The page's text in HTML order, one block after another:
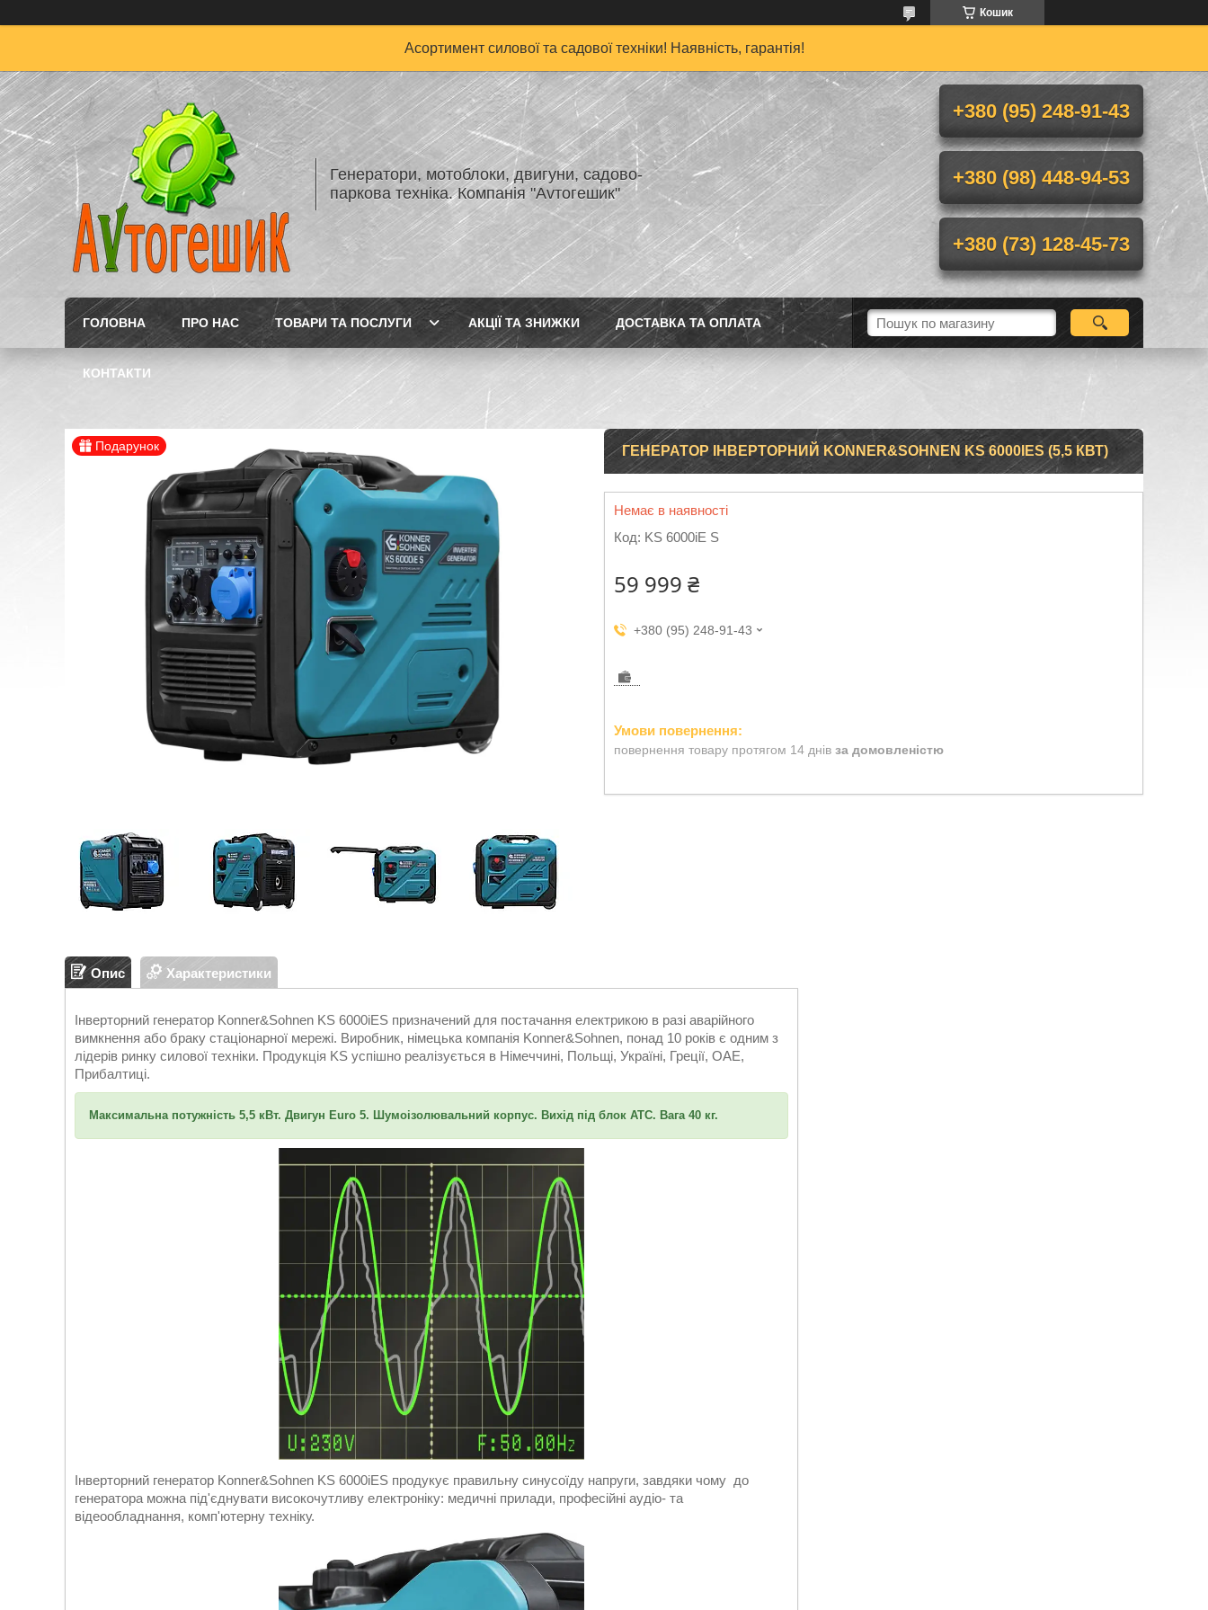
Кошик
Асортимент силової та садової техніки! Наявність, гарантія!
Генератори, мотоблоки, двигуни, садово-
паркова техніка. Компанія "Аvтогешик"
+380 (95) 248-91-43
+380 (98) 448-94-53
+380 (73) 128-45-73
ГОЛОВНА ПРО НАС ТОВАРИ ТА ПОСЛУГИ АКЦІЇ ТА ЗНИЖКИ ДОСТАВКА ТА ОПЛАТА
КОНТАКТИ
Подарунок ГЕНЕРАТОР ІНВЕРТОРНИЙ KONNER&SOHNEN KS 6000IES (5,5 КВТ)
Немає в наявності
Код: KS 6000iE S
59 999 ₴
+380 (95) 248-91-43
повернення товару протягом 14 днів за домовленістю
Опис Характеристики
Інверторний генератор Konner&Sohnen KS 6000iES призначений для постачання електрикою в разі аварійного
вимкнення або браку стаціонарної мережі. Виробник, німецька компанія Konner&Sohnen, понад 10 років є одним з
лідерів ринку силової техніки. Продукція KS успішно реалізується в Німеччині, Польщі, Україні, Греції, ОАЕ,
Прибалтиці.
Максимальна потужність 5,5 кВт. Двигун Euro 5. Шумоізолювальний корпус. Вихід під блок АТС. Вага 40 кг.
Інверторний генератор Konner&Sohnen KS 6000iES продукує правильну синусоїду напруги, завдяки чому до
генератора можна під'єднувати високочутливу електроніку: медичні прилади, професійні аудіо- та
відеообладнання, комп'ютерну техніку.